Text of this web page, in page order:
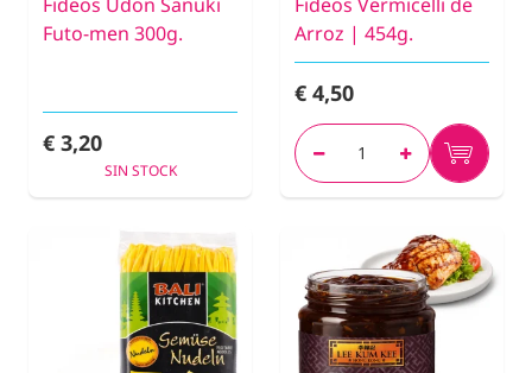
Futo-men 300g.
€ 3,20
SIN STOCK
Arroz | 454g.
€ 4,50